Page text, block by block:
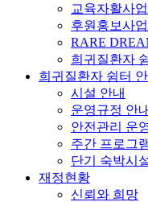
교육자활사업
후원홍보사업
RARE
희귀질환자
희귀질환자 쉼터
시설 안내
운영규정 안내
안전관리 운
주간 프로그
단기 숙박시
재정현황
신뢰와 희망